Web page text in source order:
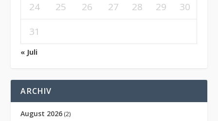
24
25 26 27 28 29
30
31
« Juli
ARCHIV
August 2026 (2)